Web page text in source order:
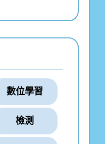
數位學習
檢測